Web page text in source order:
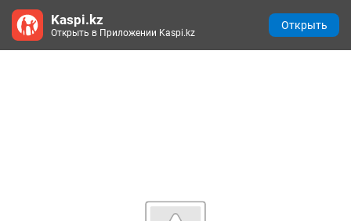
Kaspi.kz
Открыть в Приложении Kaspi.kz
Открыть